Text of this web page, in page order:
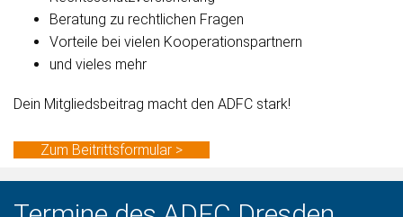
Beratung zu rechtlichen Fragen
Vorteile bei vielen Kooperationspartnern
und vieles mehr
Dein Mitgliedsbeitrag macht den ADFC stark!
Zum Beitrittsformular >